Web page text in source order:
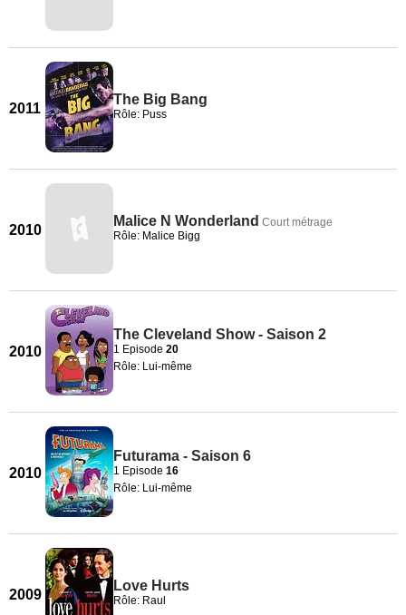
2011
The Big Bang
Rôle: Puss
2010
Malice N Wonderland Court métrage
Rôle: Malice Bigg
2010
The Cleveland Show - Saison 2
1 Episode 20
Rôle: Lui-même
2010
Futurama - Saison 6
1 Episode 16
Rôle: Lui-même
2009
Love Hurts
Rôle: Raul